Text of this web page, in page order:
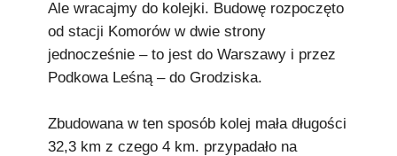
Ale wracajmy do kolejki. Budowę rozpoczęto
od stacji Komorów w dwie strony
jednocześnie – to jest do Warszawy i przez
Podkowa Leśną – do Grodziska.
Zbudowana w ten sposób kolej mała długości
32,3 km z czego 4 km. przypadało na